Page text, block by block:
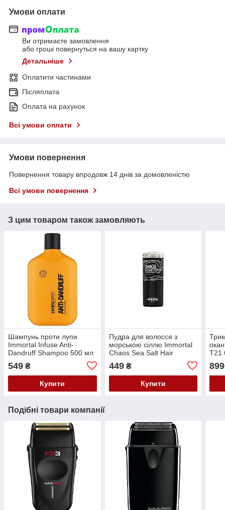
Умови оплати
Ви отримаєте замовлення
або гроші повернуться на вашу картку
Детальніше
Оплатити частинами
Післяплата
Оплата на рахунок
Всі умови оплати
Умови повернення
Повернення товару впродовж 14 днів за домовленістю
Всі умови повернення
З цим товаром також замовляють
Шампунь проти лупи
Immortal Infuse Anti-
Dandruff Shampoo 500 мл
549 ₴
Купити
Пудра для волосся з
морською сіллю Immortal
Chaos Sea Salt Hair
449₴
Купити
899
Подібні товари компанії